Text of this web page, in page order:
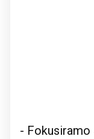
- Fokusiramo